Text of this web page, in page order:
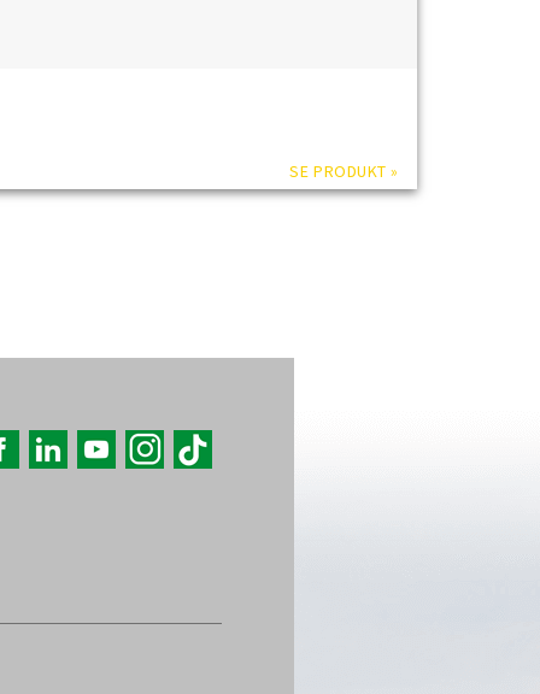
SE PRODUKT »